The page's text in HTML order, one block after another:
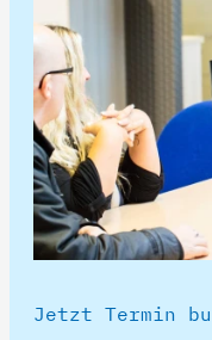
Jetzt Termin